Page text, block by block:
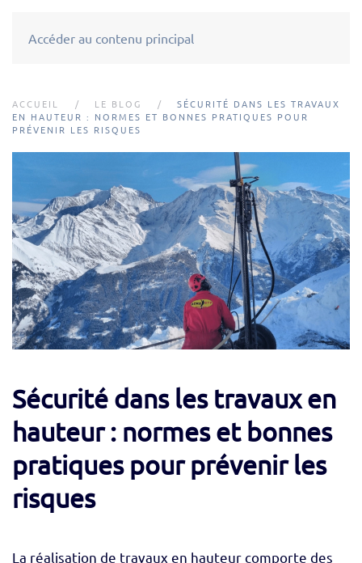
Accéder au contenu principal
ACCUEIL LE BLOG
SÉCURITÉ DANS LES TRAVAUX
EN HAUTEUR : NORMES ET BONNES PRATIQUES POUR
PRÉVENIR LES RISQUES
Sécurité dans les travaux en
hauteur : normes et bonnes
pratiques pour prévenir les
risques
La réalisation de travaux en hauteur comporte des